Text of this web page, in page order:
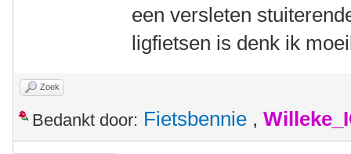
een versleten
ligfietsen is denk ik
Zoek
Bedankt door: Fietsbennie ,